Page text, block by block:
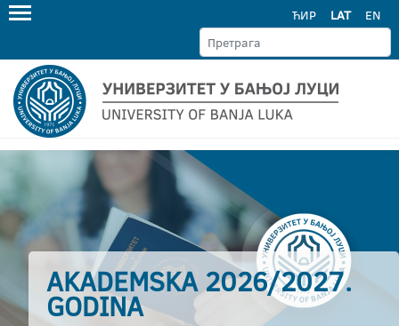
ЋИР LAT EN
AKADEMSKA 2026/2027.
GODINA